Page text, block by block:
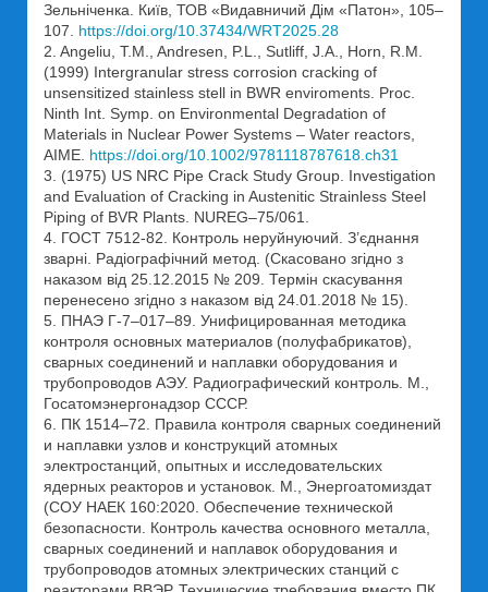
Зельніченка. Київ, ТОВ «Видавничий Дім «Патон», 105–
107. https://doi.org/10.37434/WRT2025.28
2. Angeliu, T.M., Andresen, P.L., Sutliff, J.A., Horn, R.M.
(1999) Intergranular stress corrosion cracking of
unsensitized stainless stell in BWR enviroments. Proc.
Ninth Int. Symp. on Environmental Degradation of
Materials in Nuclear Power Systems – Water reactors,
AIME. https://doi.org/10.1002/9781118787618.ch31
3. (1975) US NRC Pipe Crack Study Group. Investigation
and Evaluation of Cracking in Austenitic Strainless Steel
Piping of BVR Plants. NUREG–75/061.
4. ГОСТ 7512-82. Контроль неруйнуючий. З’єднання
зварні. Радіографічний метод. (Скасовано згідно з
наказом від 25.12.2015 № 209. Термін скасування
перенесено згідно з наказом від 24.01.2018 № 15).
5. ПНАЭ Г-7–017–89. Унифицированная методика
контроля основных материалов (полуфабрикатов),
сварных соединений и наплавки оборудования и
трубопроводов АЭУ. Радиографический контроль. М.,
Госатомэнергонадзор СССР.
6. ПК 1514–72. Правила контроля сварных соединений
и наплавки узлов и конструкций атомных
электростанций, опытных и исследовательских
ядерных реакторов и установок. М., Энергоатомиздат
(СОУ НАЕК 160:2020. Обеспечение технической
безопасности. Контроль качества основного металла,
сварных соединений и наплавок оборудования и
трубопроводов атомных электрических станций с